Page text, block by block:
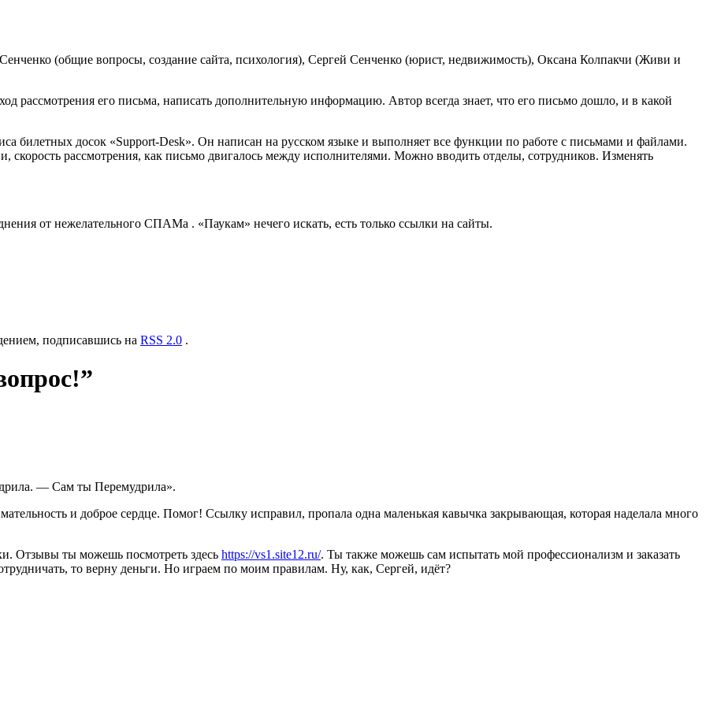
(общие вопросы, создание сайта, психология), Сергей Сенченко (юрист, недвижимость), Оксана Колпакчи (Живи и
рассмотрения его письма, написать дополнительную информацию. Автор всегда знает, что его письмо дошло, и в какой
билетных досок «Support-Desk». Он написан на русском языке и выполняет все функции по работе с письмами и файлами.
скорость рассмотрения, как письмо двигалось между исполнителями. Можно вводить отделы, сотрудников. Изменять
от нежелательного СПАМа . «Паукам» нечего искать, есть только ссылки на сайты.
подписавшись на RSS 2.0 .
— Сам ты Перемудрила».
и доброе сердце. Помог! Ссылку исправил, пропала одна маленькая кавычка закрывающая, которая наделала много
Отзывы ты можешь посмотреть здесь https://vs1.site12.ru/. Ты также можешь сам испытать мой профессионализм и заказать
то верну деньги. Но играем по моим правилам. Ну, как, Сергей, идёт?